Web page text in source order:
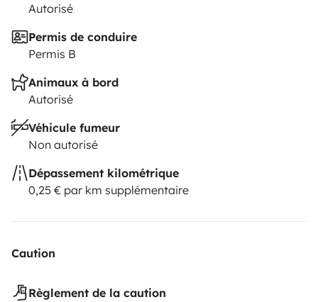
Autorisé
Permis de conduire
Permis B
Animaux à bord
Autorisé
Véhicule fumeur
Non autorisé
Dépassement kilométrique
0,25 € par km supplémentaire
Caution
Règlement de la caution